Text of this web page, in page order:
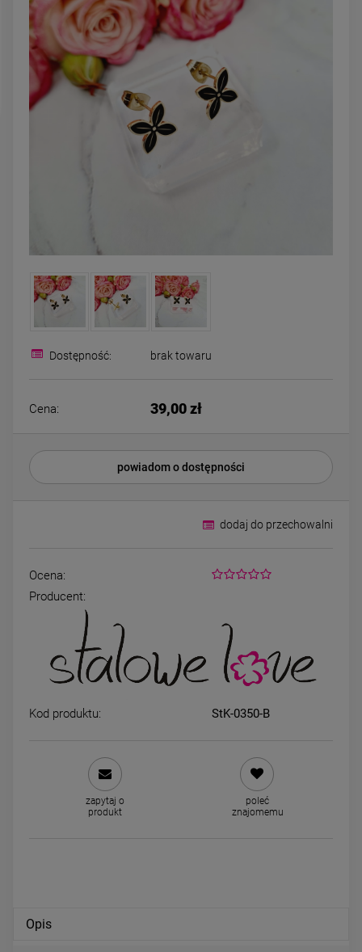
DO KOSZYKA
DO KOSZYKA
STAL CHIRURGICZNA
potrójny serce
Naszyjnik STAL
czarne kryształki
Dostępność: brak towaru
Cena: 39,00 zł
powiadom o dostępności
dodaj do przechowalni
Ocena:
Producent:
Kod produktu: StK-0350-B
zapytaj o
produkt
poleć
znajomemu
Opis